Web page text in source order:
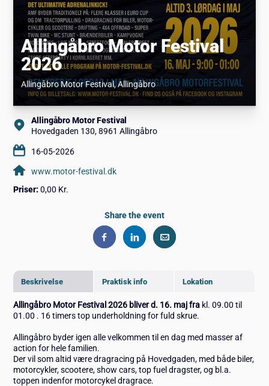
Allingåbro Motor Festival
2026
Allingåbro Motor Festival, Allingåbro
Beskrivelse Praktisk info Lokation
Allingåbro Motor Festival 2026 bliver d. 16. maj fra kl. 09.00 til
01.00 . 16 timers top underholdning for fuld skrue.
Allingåbro byder igen alle velkommen til en dag med masser af
action for hele familien.
Der vil som altid være dragracing på Hovedgaden, med både biler,
motorcykler, scootere, show cars, top fuel dragster, og bl.a.
toppen indenfor motorcykel dragrace.
Allingåbro Motor Festival
Hovedgaden 130, 8961 Allingåbro
16-05-2026
www.motor-festival.dk
Priser: 0,00 Kr.
Share the event